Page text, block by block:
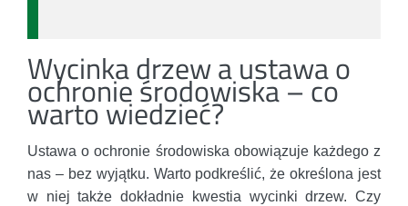
Wycinka drzew a ustawa o
ochronie środowiska – co
warto wiedzieć?
Ustawa o ochronie środowiska obowiązuje każdego z
nas – bez wyjątku. Warto podkreślić, że określona jest
w niej także dokładnie kwestia wycinki drzew. Czy